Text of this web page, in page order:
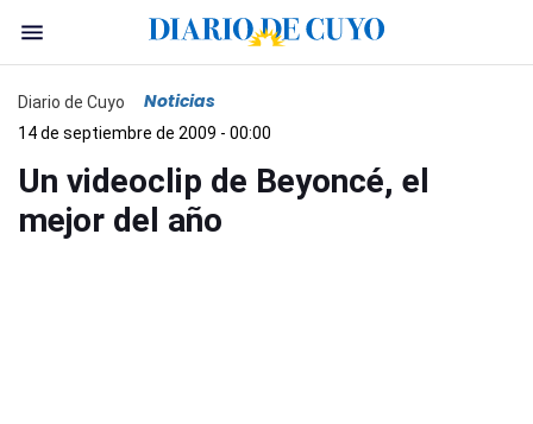
Diario de Cuyo Noticias
14 de septiembre de 2009 - 00:00
Un videoclip de Beyoncé, el
mejor del año